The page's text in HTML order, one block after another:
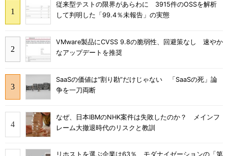
従来型テストの限界があらわに 3915件のOSSを解析
して判明した「99.4％未報告」の実態
VMware製品にCVSS 9.8の脆弱性、回避策なし 速やか
なアップデートを推奨
SaaSの価値は“割り勘”だけじゃない 「SaaSの死」論
争を一刀両断
なぜ、日本IBMのNHK案件は失敗したのか？ メインフ
レーム大撤退時代のリスクと教訓
リホストを選ぶ企業は63％ モダナイゼーションの「第